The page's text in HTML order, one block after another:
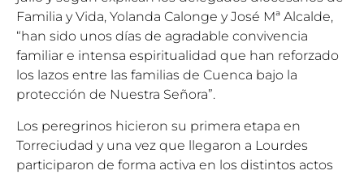
Familia y Vida, Yolanda Calonge y José Mª Alcalde,
“han sido unos días de agradable convivencia
familiar e intensa espiritualidad que han reforzado
los lazos entre las familias de Cuenca bajo la
protección de Nuestra Señora”.
Los peregrinos hicieron su primera etapa en
Torreciudad y una vez que llegaron a Lourdes
participaron de forma activa en los distintos actos